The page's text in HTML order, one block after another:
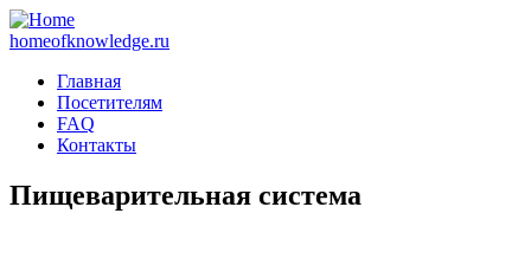
homeofknowledge.ru
Главная
Посетителям
FAQ
Контакты
Пищеварительная система